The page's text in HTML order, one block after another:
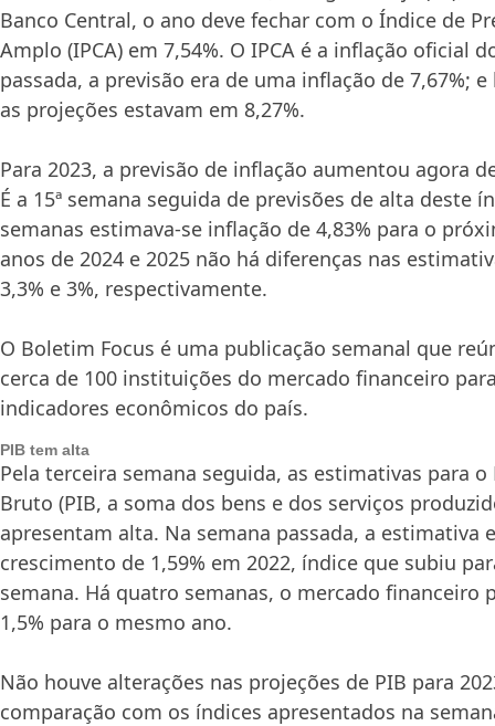
Banco Central, o ano deve fechar com o Índice de
Amplo (IPCA) em 7,54%. O IPCA é a inflação oficial
passada, a previsão era de uma inflação de 7,67%;
as projeções estavam em 8,27%.
Para 2023, a previsão de inflação aumentou agora
É a 15ª semana seguida de previsões de alta deste
semanas estimava-se inflação de 4,83% para o
anos de 2024 e 2025 não há diferenças nas
3,3% e 3%, respectivamente.
O Boletim Focus é uma publicação semanal que
cerca de 100 instituições do mercado financeiro
indicadores econômicos do país.
PIB tem alta
Pela terceira semana seguida, as estimativas para
Bruto (PIB, a soma dos bens e dos serviços
apresentam alta. Na semana passada, a estimativa
crescimento de 1,59% em 2022, índice que subiu
semana. Há quatro semanas, o mercado financeiro
1,5% para o mesmo ano.
Não houve alterações nas projeções de PIB para
comparação com os índices apresentados na